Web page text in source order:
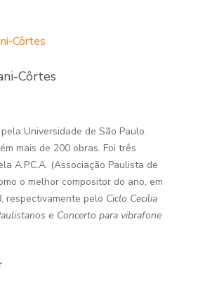
Côrtes
Universidade de São Paulo.
mais de 200 obras. Foi três
A.P.C.A. (Associação Paulista de
o melhor compositor do ano, em
respectivamente pelo Ciclo Cecília
e Concerto para vibrafone